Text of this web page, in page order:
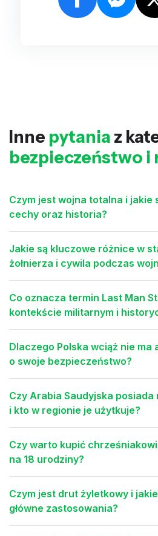
Inne pytania z
bezpieczeństwo
Czym jest wojna totalna i jakie
cechy oraz historia?
Jakie są kluczowe różnice w
żołnierza i cywila podczas
Co oznacza termin Last Man
kontekście militarnym i
Dlaczego Polska wciąż nie ma
o swoje bezpieczeństwo?
Czy Arabia Saudyjska posiada
i kto w regionie je użytkuje?
Czy warto kupić chrześniakowi
na 18 urodziny?
Czym jest drut żyletkowy i
główne zastosowania?